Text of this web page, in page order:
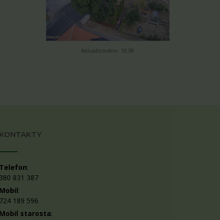
Aktualizováno: 10:38
:
831 387
:
189 596
starosta: